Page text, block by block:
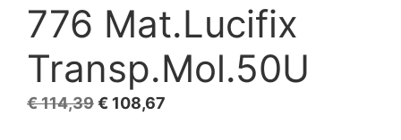
776 Mat.Lucifix
Transp.Mol.50U
€114,39El
€ 108,67